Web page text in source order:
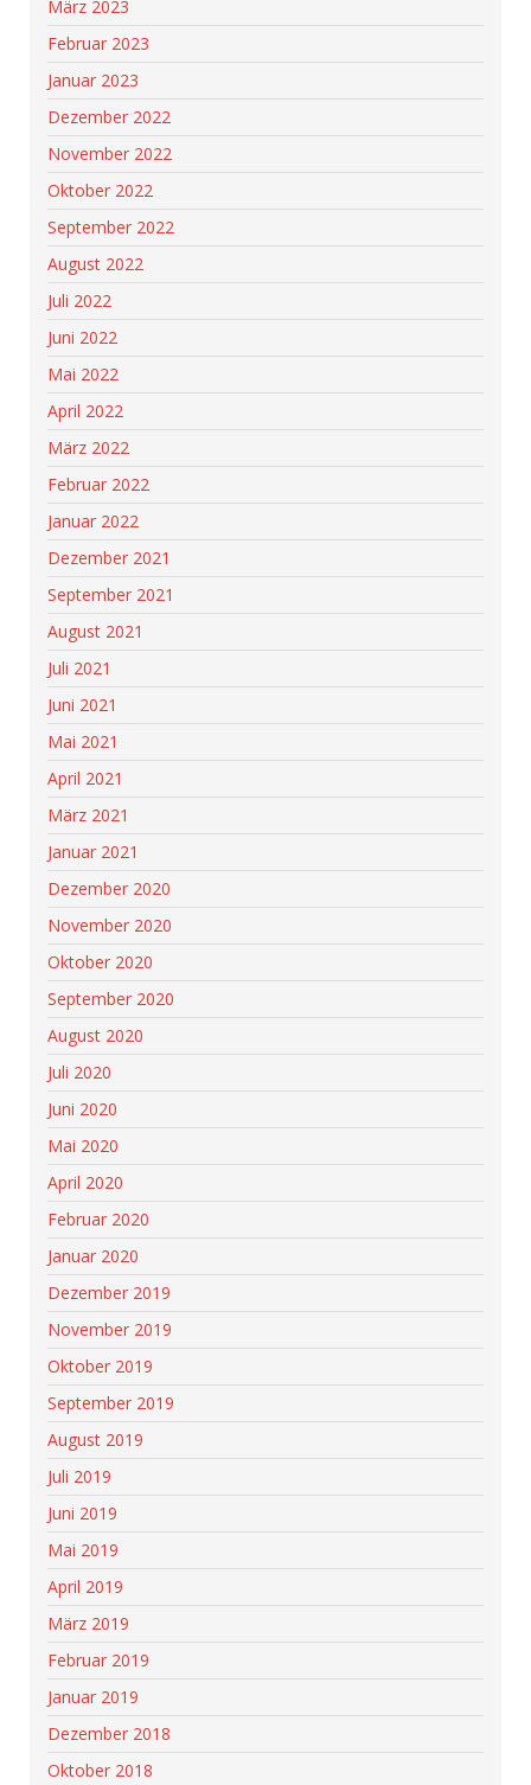
März 2023
Februar 2023
Januar 2023
Dezember 2022
November 2022
Oktober 2022
September 2022
August 2022
Juli 2022
Juni 2022
Mai 2022
April 2022
März 2022
Februar 2022
Januar 2022
Dezember 2021
September 2021
August 2021
Juli 2021
Juni 2021
Mai 2021
April 2021
März 2021
Januar 2021
Dezember 2020
November 2020
Oktober 2020
September 2020
August 2020
Juli 2020
Juni 2020
Mai 2020
April 2020
Februar 2020
Januar 2020
Dezember 2019
November 2019
Oktober 2019
September 2019
August 2019
Juli 2019
Juni 2019
Mai 2019
April 2019
März 2019
Februar 2019
Januar 2019
Dezember 2018
Oktober 2018